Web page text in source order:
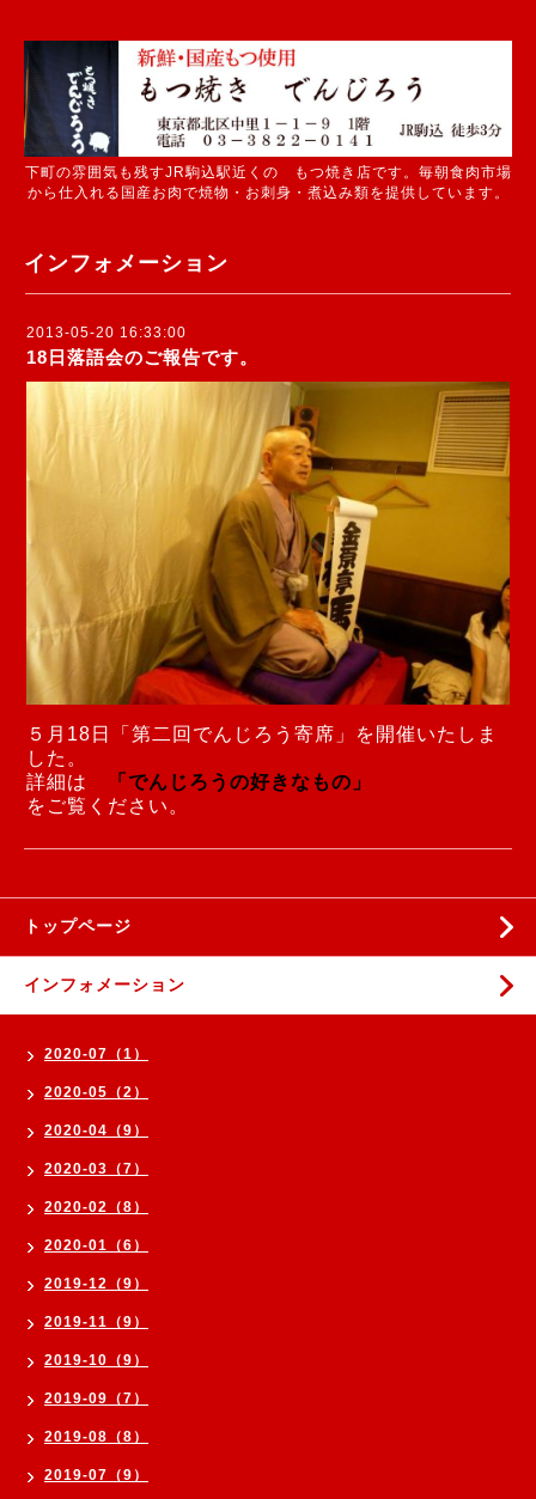
下町の雰囲気も残すJR駒込駅近くの もつ焼き店です。毎朝食肉市場
から仕入れる国産お肉で焼物・お刺身・煮込み類を提供しています。
インフォメーション
2013-05-20 16:33:00
18日落語会のご報告です。
５月18日「第二回でんじろう寄席」を開催いたしま
した。
詳細は
「でんじろうの好きなもの」
をご覧ください。
トップページ
インフォメーション
2020-07（1）
2020-05（2）
2020-04（9）
2020-03（7）
2020-02（8）
2020-01（6）
2019-12（9）
2019-11（9）
2019-10（9）
2019-09（7）
2019-08（8）
2019-07（9）